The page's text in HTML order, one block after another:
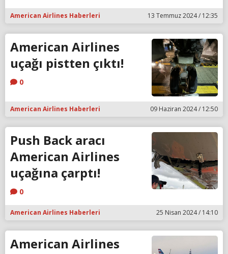
American Airlines Haberleri 13 Temmuz 2024 / 12:35
American Airlines
uçağı pistten çıktı!
0
American Airlines Haberleri 09 Haziran 2024 / 12:50
Push Back aracı
American Airlines
uçağına çarptı!
0
American Airlines Haberleri 25 Nisan 2024 / 14:10
American Airlines